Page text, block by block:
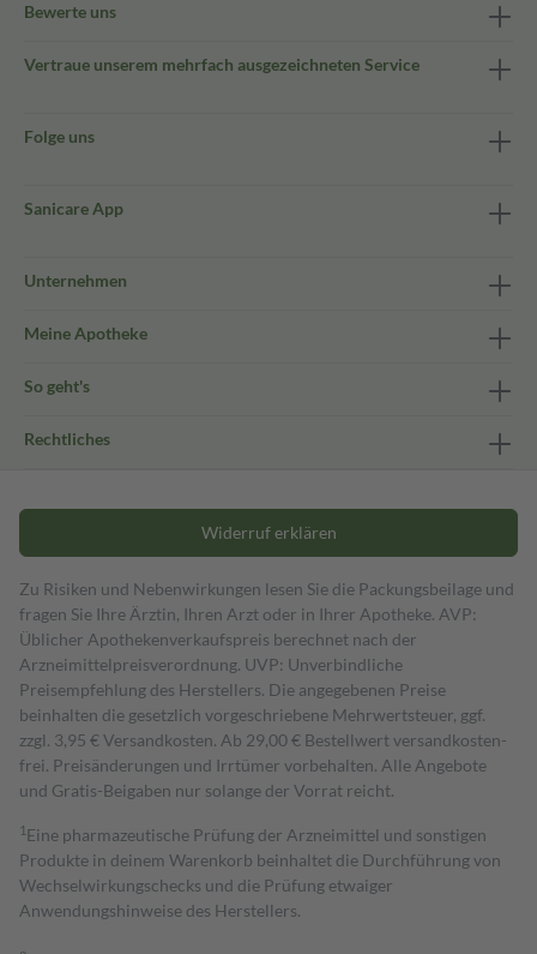
Bewerte uns
Vertraue unserem mehrfach ausgezeichneten Service
Folge uns
Sanicare App
Unternehmen
Meine Apotheke
So geht's
Rechtliches
Widerruf erklären
Zu Risiken und Nebenwirkungen lesen Sie die Packungsbeilage und
fragen Sie Ihre Ärztin, Ihren Arzt oder in Ihrer Apotheke. AVP:
Üblicher Apothekenverkaufspreis berechnet nach der
Arzneimittelpreisverordnung. UVP: Unverbindliche
Preisempfehlung des Herstellers. Die angegebenen Preise
beinhalten die gesetzlich vorgeschriebene Mehrwertsteuer, ggf.
zzgl. 3,95 € Versandkosten. Ab 29,00 € Bestell­wert versand­kosten­
frei. Preisänderungen und Irrtümer vorbehalten. Alle Angebote
und Gratis-Beigaben nur solange der Vorrat reicht.
1 Eine pharmazeutische Prüfung der Arzneimittel und sonstigen
Produkte in deinem Warenkorb beinhaltet die Durchführung von
Wechselwirkungschecks und die Prüfung etwaiger
Anwendungshinweise des Herstellers.